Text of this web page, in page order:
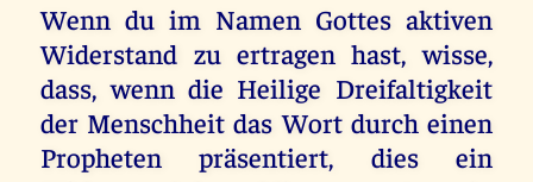
Wenn du im Namen Gottes aktiven
Widerstand zu ertragen hast, wisse,
dass, wenn die Heilige Dreifaltigkeit
der Menschheit das Wort durch einen
Propheten präsentiert, dies ein